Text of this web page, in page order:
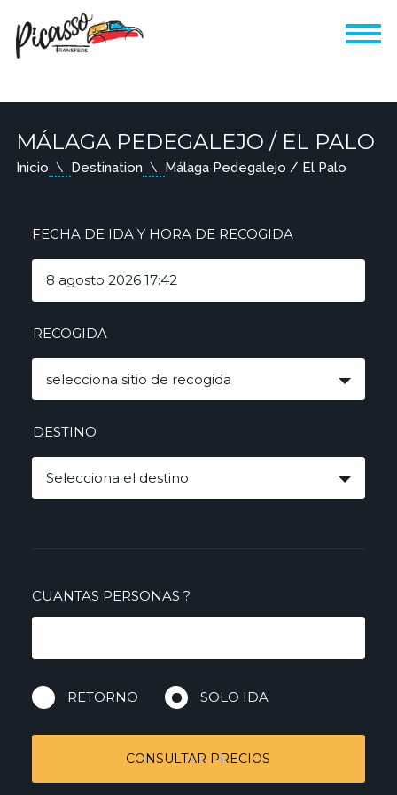
MÁLAGA PEDEGALEJO / EL PALO
Inicio Destination Málaga Pedegalejo / El Palo
FECHA DE IDA Y HORA DE RECOGIDA
RECOGIDA
selecciona sitio de recogida
DESTINO
Selecciona el destino
CUANTAS PERSONAS?
RETORNO SOLO IDA
CONSULTAR PRECIOS